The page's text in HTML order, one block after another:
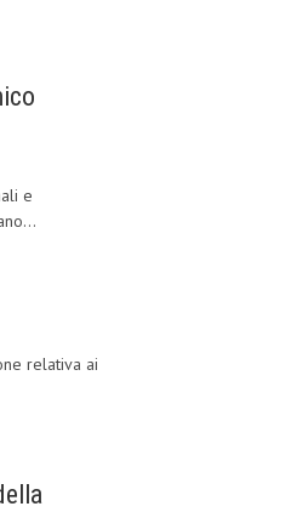
e
relativa ai